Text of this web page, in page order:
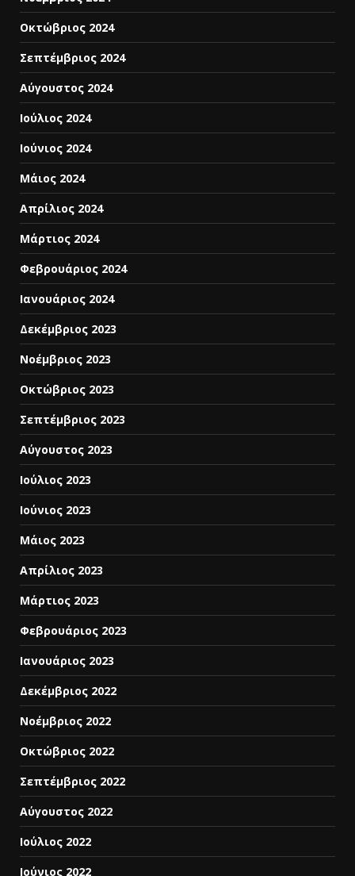
Οκτώβριος 2024
Σεπτέμβριος 2024
Αύγουστος 2024
Ιούλιος 2024
Ιούνιος 2024
Μάιος 2024
Απρίλιος 2024
Μάρτιος 2024
Φεβρουάριος 2024
Ιανουάριος 2024
Δεκέμβριος 2023
Νοέμβριος 2023
Οκτώβριος 2023
Σεπτέμβριος 2023
Αύγουστος 2023
Ιούλιος 2023
Ιούνιος 2023
Μάιος 2023
Απρίλιος 2023
Μάρτιος 2023
Φεβρουάριος 2023
Ιανουάριος 2023
Δεκέμβριος 2022
Νοέμβριος 2022
Οκτώβριος 2022
Σεπτέμβριος 2022
Αύγουστος 2022
Ιούλιος 2022
Ιούνιος 2022